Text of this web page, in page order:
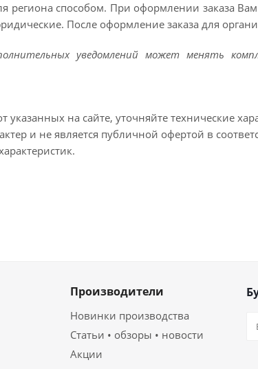
способом. При оформлении заказа
После оформление заказа для
уведомлений может менять
указанных на сайте, уточняйте технические
и не является публичной офертой в
Производители
Новинки производства
Статьи • обзоры • новости
Акции